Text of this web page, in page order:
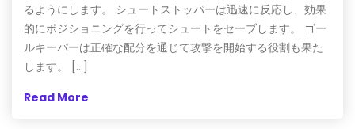
るようにします。 シュートストッパーは迅速に反応し、効果
的にポジショニングを行ってシュートをセーブします。 ゴー
ルキーパーは正確な配分を通じて攻撃を開始する役割も果た
します。 […]
Read More